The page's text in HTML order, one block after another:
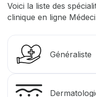
Voici la liste des
clinique en ligne
Généraliste